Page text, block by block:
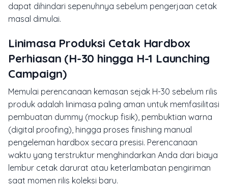
dapat dihindari sepenuhnya sebelum pengerjaan cetak
masal dimulai.
Linimasa Produksi Cetak Hardbox
Perhiasan (H-30 hingga H-1 Launching
Campaign)
Memulai perencanaan kemasan sejak H-30 sebelum rilis
produk adalah linimasa paling aman untuk memfasilitasi
pembuatan dummy (mockup fisik), pembuktian warna
(digital proofing), hingga proses finishing manual
pengeleman hardbox secara presisi. Perencanaan
waktu yang terstruktur menghindarkan Anda dari biaya
lembur cetak darurat atau keterlambatan pengiriman
saat momen rilis koleksi baru.